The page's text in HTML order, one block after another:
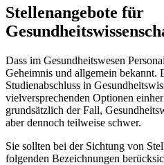
Stellenangebote für
Dass im Gesundheitswesen
Geheimnis und allgemein bekannt.
Studienabschluss in
vielversprechenden Optionen
grundsätzlich der Fall,
aber dennoch teilweise schwer.
Sie sollten bei der Sichtung von
folgenden Bezeichnungen